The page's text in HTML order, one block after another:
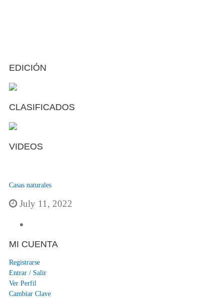
EDICIÓN
CLASIFICADOS
VIDEOS
Casas naturales
July 11, 2022
MI CUENTA
Registrarse
Entrar / Salir
Ver Perfil
Cambiar Clave